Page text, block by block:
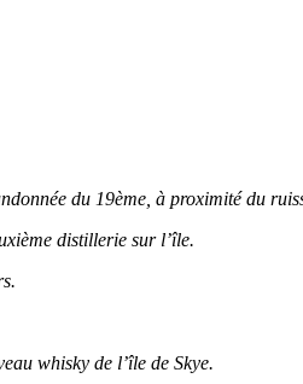
du 19ème, à proximité du
distillerie sur l’île.
whisky de l’île de Skye.